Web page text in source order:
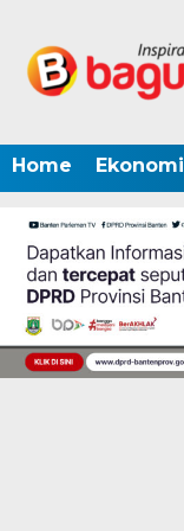
Home Ekonomi